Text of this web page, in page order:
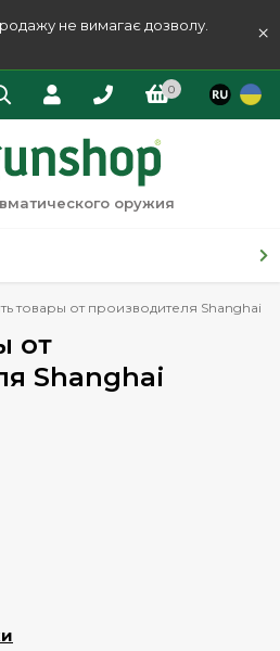
не вимагає дозволу.
×
0
оружия
товары от производителя Shanghai
от
Shanghai